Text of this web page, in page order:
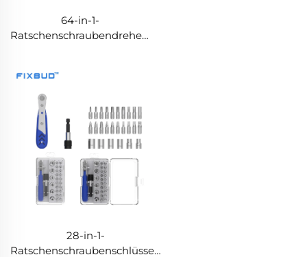
64-in-1-
Ratschenschraubendreher-
umwandelbarem Griff
28-in-1-
Ratschenschraubenschlüssel-